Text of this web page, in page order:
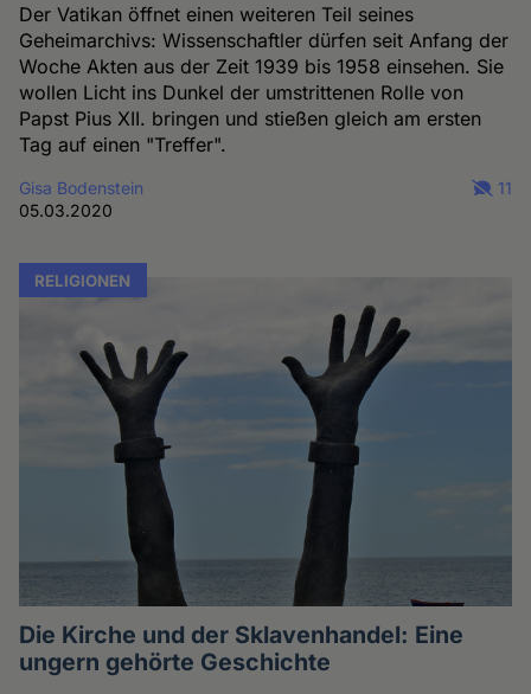
Der Vatikan öffnet einen weiteren Teil seines
Geheimarchivs: Wissenschaftler dürfen seit Anfang der
Woche Akten aus der Zeit 1939 bis 1958 einsehen. Sie
wollen Licht ins Dunkel der umstrittenen Rolle von
Papst Pius XII. bringen und stießen gleich am ersten
Tag auf einen "Treffer".
Gisa Bodenstein
05.03.2020
11
RELIGIONEN
Die Kirche und der Sklavenhandel: Eine
ungern gehörte Geschichte